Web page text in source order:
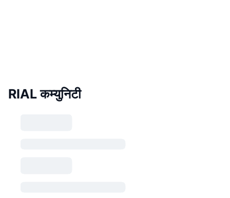
RIAL कम्युनिटी